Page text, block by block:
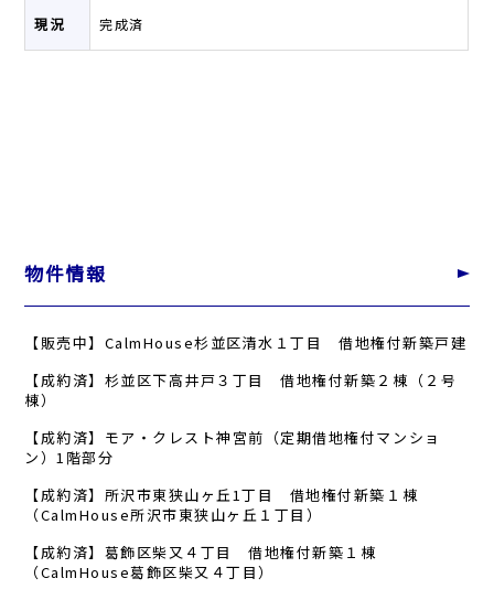
物件情報
【販売中】CalmHouse杉並区清水１丁目 借地権付新築戸建
【成約済】杉並区下高井戸３丁目 借地権付新築２棟（２号
棟）
【成約済】モア・クレスト神宮前（定期借地権付マンショ
ン）1階部分
【成約済】所沢市東狭山ヶ丘1丁目 借地権付新築１棟
（CalmHouse所沢市東狭山ヶ丘１丁目）
【成約済】葛飾区柴又４丁目 借地権付新築１棟
（CalmHouse葛飾区柴又４丁目）
現況 完成済